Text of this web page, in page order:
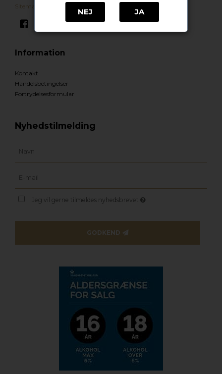
Sitemap
Information
Kontakt
Handelsbetingelser
Fortrydelsesformular
Nyhedstilmelding
Jeg vil gerne tilmeldes nyhedsbrevet
GODKEND
NEJ JA